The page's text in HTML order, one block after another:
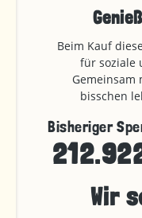
Beim Kauf
für soziale
Gemeinsam
bisschen
Bisheriger
Wir